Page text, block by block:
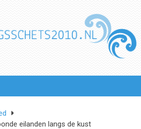
eilanden langs de kust